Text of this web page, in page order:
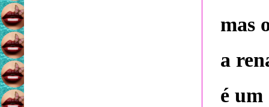
mas
a
é